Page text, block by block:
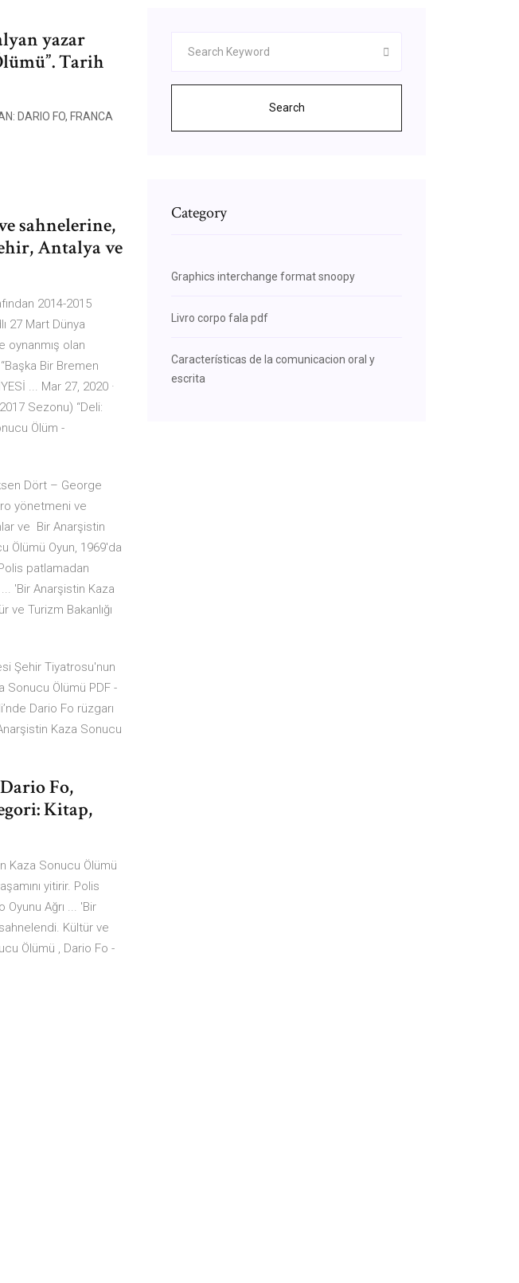
yazar
Tarih
DARIO FO, FRANCA
sahnelerine,
Antalya ve
2014-2015
27 Mart Dünya
oynanmış olan
Bir Bremen
... Mar 27, 2020 ·
Sezonu) “Deli:
Ölüm -
Dört – George
yönetmeni ve
ve Bir Anarşistin
Ölümü Oyun, 1969'da
patlamadan
'Bir Anarşistin Kaza
ve Turizm Bakanlığı
Şehir Tiyatrosu'nun
Sonucu Ölümü PDF -
Dario Fo rüzgarı
Kaza Sonucu
Fo,
Kitap,
Kaza Sonucu Ölümü
yitirir. Polis
Ağrı ... 'Bir
Kültür ve
Ölümü , Dario Fo -
Search
Category
Graphics interchange format snoopy
Livro corpo fala pdf
Características de la comunicacion oral y
escrita